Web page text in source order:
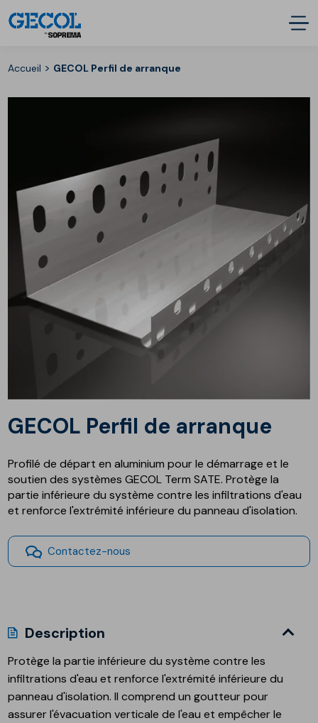
Accueil > GECOL Perfil de arranque
GECOL Perfil de arranque
Profilé de départ en aluminium pour le démarrage et le
soutien des systèmes GECOL Term SATE. Protège la
partie inférieure du système contre les infiltrations d'eau
et renforce l'extrémité inférieure du panneau d'isolation.
Contactez-nous
Description
Protège la partie inférieure du système contre les
infiltrations d'eau et renforce l'extrémité inférieure du
panneau d'isolation. Il comprend un goutteur pour
assurer l'évacuation verticale de l'eau et empêcher le